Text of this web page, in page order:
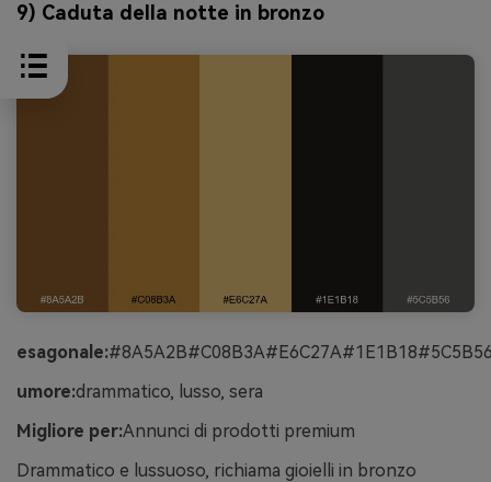
9) Caduta della notte in bronzo
esagonale:
umore:drammatico, lusso, sera
Migliore per:Annunci di prodotti premium
Drammatico e lussuoso, richiama gioielli in bronzo